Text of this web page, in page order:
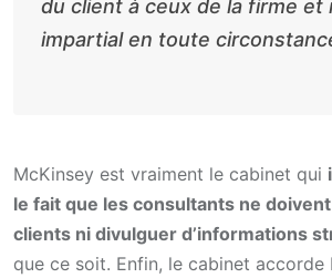
du client à ceux de la firme et
impartial en toute
McKinsey est vraiment le cabinet qui
le fait que les consultants ne
clients ni divulguer d’informations
que ce soit. Enfin, le cabinet accorde